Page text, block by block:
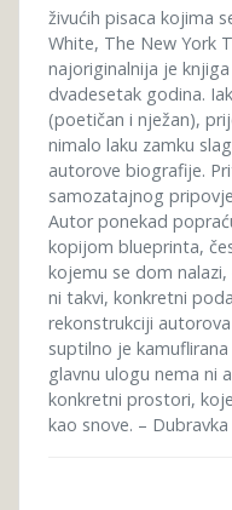
živućih pisaca kojima
White, The New York
najoriginalnija je
dvadesetak godina.
(poetičan i nježan),
nimalo laku zamku
autorove biografije.
samozatajnog
Autor ponekad
kopijom blueprinta,
kojemu se dom
ni takvi, konkretni
rekonstrukciji
suptilno je
glavnu ulogu nema ni
konkretni prostori,
kao snove. –